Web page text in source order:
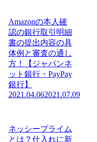
Amazonの本人確
認の銀行取引明細
書の提出内容の具
体例と審査の通し
方！【ジャパンネ
ット銀行・PayPay
銀行】
2021.04.062021.07.09
ネッシープライム
とは？仕入れに新